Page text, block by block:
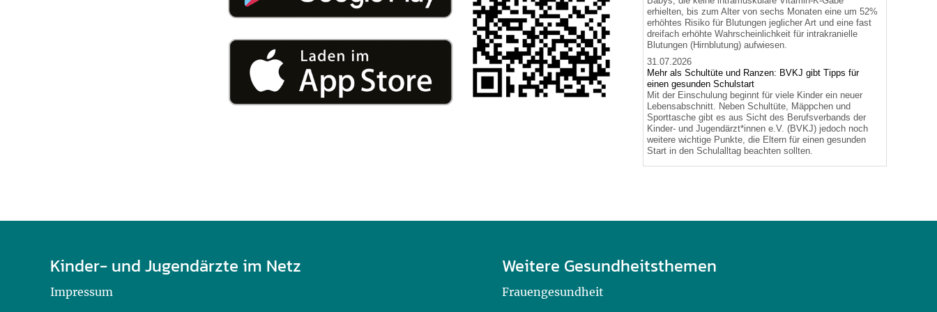
U0-Vorsorge
erhielten, bis zum Alter von sechs Monaten eine um 52%
erhöhtes Risiko für Blutungen jeglicher Art und eine fast
dreifach erhöhte Wahrscheinlichkeit für intrakranielle
Blutungen (Hirnblutung) aufwiesen.
31.07.2026
Mehr als Schultüte und Ranzen: BVKJ gibt Tipps für
einen gesunden Schulstart
Mit der Einschulung beginnt für viele Kinder ein neuer
Lebensabschnitt. Neben Schultüte, Mäppchen und
Sporttasche gibt es aus Sicht des Berufsverbands der
Kinder- und Jugendärzt*innen e.V. (BVKJ) jedoch noch
weitere wichtige Punkte, die Eltern für einen gesunden
Start in den Schulalltag beachten sollten.
Kinder- und Jugendärzte im Netz
Impressum
Weitere Gesundheitsthemen
Frauengesundheit